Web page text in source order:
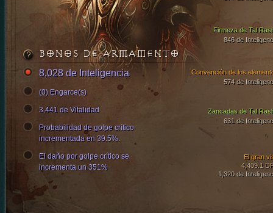
Firmeza de Tal
846 de
Zancadas de Tal
631 de
El gran
4,409.1
1,320 de
Convención de los
574 de
BONOS DE ARMAMENTO
8,028 de Inteligencia
(0) Engarce(s)
3,441 de Vitalidad
Probabilidad de golpe crítico
incrementada en 39.5%.
El daño por golpe crítico se
incrementa un 351%